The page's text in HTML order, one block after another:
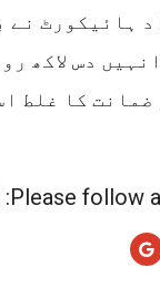
ہائیکورٹ
دس لاکھ
ضمانت کا غلط
Please follow